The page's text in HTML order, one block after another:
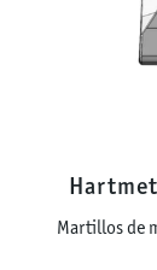
Martillos de